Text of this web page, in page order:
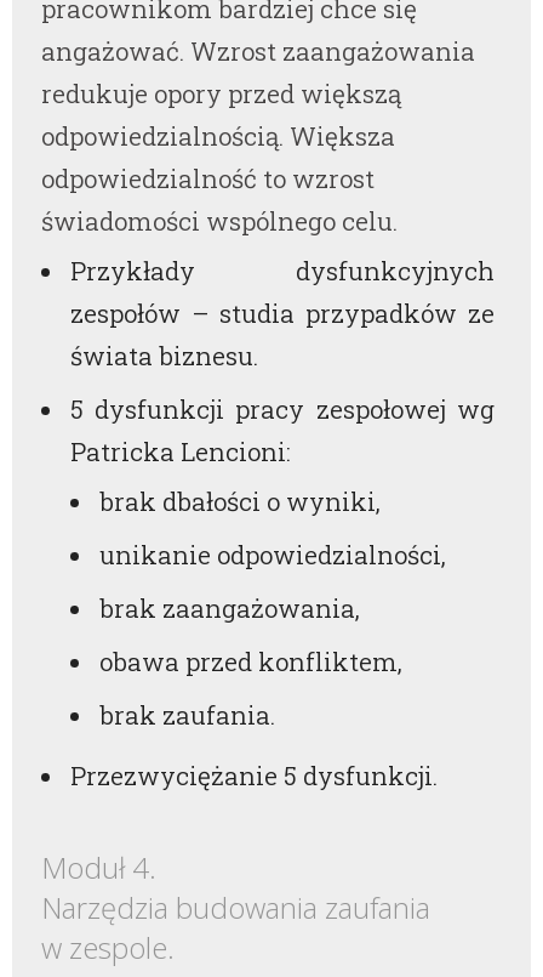
pracownikom bardziej chce się
angażować. Wzrost zaangażowania
redukuje opory przed większą
odpowiedzialnością. Większa
odpowiedzialność to wzrost
świadomości wspólnego celu.
Przykłady dysfunkcyjnych
zespołów – studia przypadków ze
świata biznesu.
5 dysfunkcji pracy zespołowej wg
Patricka Lencioni:
brak dbałości o wyniki,
unikanie odpowiedzialności,
brak zaangażowania,
obawa przed konfliktem,
brak zaufania.
Przezwyciężanie 5 dysfunkcji.
Moduł 4.
Narzędzia budowania zaufania
w zespole.